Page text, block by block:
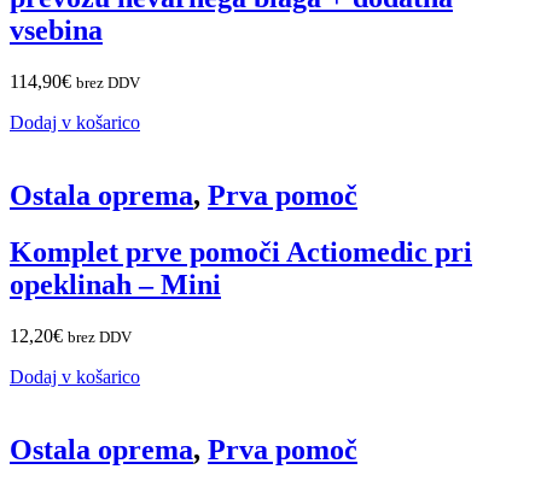
vsebina
114,90€ brez DDV
Dodaj v košarico
Ostala oprema, Prva pomoč
Komplet prve pomoči Actiomedic pri
opeklinah – Mini
12,20€ brez DDV
Dodaj v košarico
Ostala oprema, Prva pomoč